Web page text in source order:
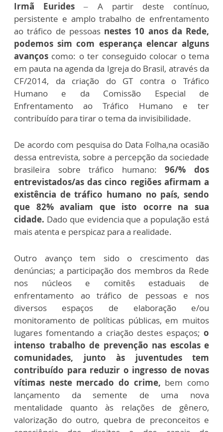
Irmã Eurides – A partir deste contínuo,
persistente e amplo trabalho de enfrentamento
ao tráfico de pessoasnestes 10 anos da Rede,
podemos sim com esperança elencar alguns
avanços como: o ter conseguido colocar o tema
em pauta na agenda da Igreja do Brasil, através da
CF/2014, da criação do GT contra o Tráfico
Humano e da Comissão Especial de
Enfrentamento ao Tráfico Humano e ter
contribuído para tirar o tema da invisibilidade.
De acordo com pesquisa do Data Folha,na ocasião
dessa entrevista, sobre a percepção da sociedade
brasileira sobre tráfico humano:96/% dos
entrevistados/as das cinco regiões afirmam a
existência de tráfico humano no país, sendo
que 82% avaliam que isto ocorre na sua
cidade. Dado que evidencia que a população está
mais atenta e perspicaz para a realidade.
Outro avanço tem sido o crescimento das
denúncias; a participação dos membros da Rede
nos núcleos e comitês estaduais de
enfrentamento ao tráfico de pessoas e nos
diversos espaços de elaboração e/ou
monitoramento de políticas públicas, em muitos
lugares fomentando a criação destes espaços; o
intenso trabalho de prevenção nas escolas e
comunidades, junto às juventudes tem
contribuído para reduzir o ingresso de novas
vítimas neste mercado do crime, bem como
lançamento da semente de uma nova
mentalidade quanto às relações de gênero,
valorização do outro, quebra de preconceitos e